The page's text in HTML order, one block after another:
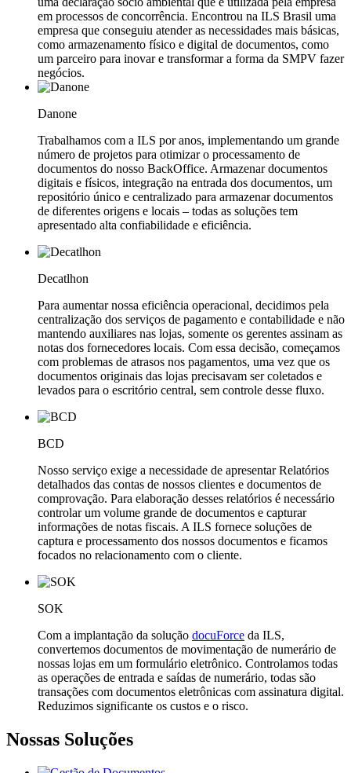
em processos de concorrência. Encontrou na ILS Brasil uma
empresa que conseguiu atender as necessidades mais básicas,
como armazenamento físico e digital de documentos, como
um parceiro para inovar e transformar a forma da SMPV fazer
negócios.
Danone
Trabalhamos com a ILS por anos, implementando um grande
número de projetos para otimizar o processamento de
documentos do nosso BackOffice. Armazenar documentos
digitais e físicos, integração na entrada dos documentos, um
repositório único e centralizado para armazenar documentos
de diferentes origens e locais – todas as soluções tem
apresentado alta confiabilidade e eficiência.
Decatlhon
Para aumentar nossa eficiência operacional, decidimos pela
centralização dos serviços de pagamento e contabilidade e não
mantendo auxiliares nas lojas, somente os gerentes assinam as
notas dos fornecedores locais. Com essa decisão, começamos
com problemas de atrasos nos pagamentos, uma vez que os
documentos originais das lojas precisavam ser coletados e
levados para o escritório central, sem controle desse fluxo.
BCD
Nosso serviço exige a necessidade de apresentar Relatórios
detalhados das contas de nossos clientes e documentos de
comprovação. Para elaboração desses relatórios é necessário
controlar um volume grande de documentos e capturar
informações de notas fiscais. A ILS fornece soluções de
captura e processamento dos nossos documentos e ficamos
focados no relacionamento com o cliente.
SOK
Com a implantação da solução docuForce da ILS,
convertemos documentos de movimentação de numerário de
nossas lojas em um formulário eletrônico. Controlamos todas
as operações de entrada e saídas de numerário, todas são
transações com documentos eletrônicas com assinatura digital.
Reduzimos significante os custos e o risco.
Nossas Soluções